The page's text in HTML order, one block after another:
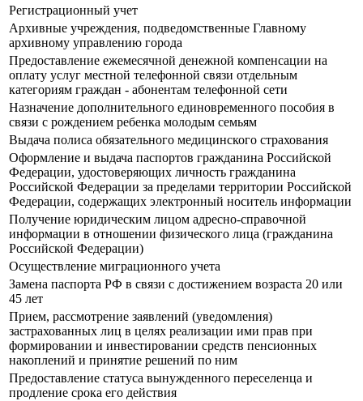
Регистрационный учет
Архивные учреждения, подведомственные Главному
архивному управлению города
Предоставление ежемесячной денежной компенсации на
оплату услуг местной телефонной связи отдельным
категориям граждан - абонентам телефонной сети
Назначение дополнительного единовременного пособия в
связи с рождением ребенка молодым семьям
Выдача полиса обязательного медицинского страхования
Оформление и выдача паспортов гражданина Российской
Федерации, удостоверяющих личность гражданина
Российской Федерации за пределами территории Российской
Федерации, содержащих электронный носитель информации
Получение юридическим лицом адресно-справочной
информации в отношении физического лица (гражданина
Российской Федерации)
Осуществление миграционного учета
Замена паспорта РФ в связи с достижением возраста 20 или
45 лет
Прием, рассмотрение заявлений (уведомления)
застрахованных лиц в целях реализации ими прав при
формировании и инвестировании средств пенсионных
накоплений и принятие решений по ним
Предоставление статуса вынужденного переселенца и
продление срока его действия